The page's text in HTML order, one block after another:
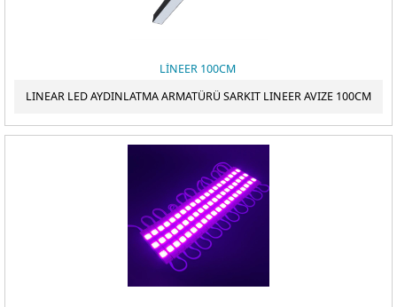
LİNEER 100CM
LINEAR LED AYDINLATMA ARMATÜRÜ SARKIT LINEER AVIZE 100CM